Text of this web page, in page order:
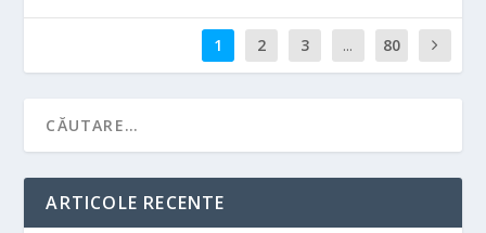
1 2 3 ... 80
ARTICOLE RECENTE